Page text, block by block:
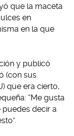
que la maceta
en
en la que
y publicó
(con sus
que era cierto,
“Me gusta
puedes decir a